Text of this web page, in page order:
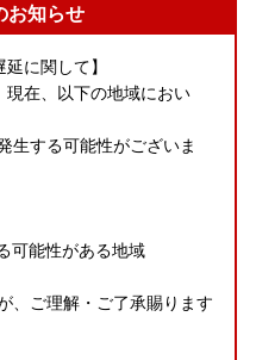
お知らせ
に関して】
在、以下の地域におい
生する可能性がございま
可能性がある地域
、ご理解・ご了承賜ります